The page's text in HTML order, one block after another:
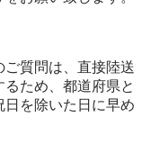
質問は、直接陸送
ため、都道府県と
を除いた日に早め